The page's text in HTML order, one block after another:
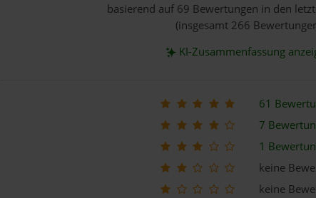
basierend auf 69 Bewertungen in den
(insgesamt 266
KI-Zusammenfassung
61
7
1
keine
keine